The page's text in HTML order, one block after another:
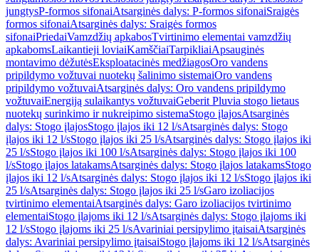
jungtysP-formos sifonaiAtsarginės dalys: P-formos sifonaiSraigės
formos sifonaiAtsarginės dalys: Sraigės formos
sifonaiPriedaiVamzdžių apkabosTvirtinimo elementai vamzdžių
apkabomsLaikantieji loviaiKamščiaiTarpikliaiApsauginės
montavimo dėžutėsEksploatacinės medžiagosOro vandens
pripildymo vožtuvai nuotekų šalinimo sistemaiOro vandens
pripildymo vožtuvaiAtsarginės dalys: Oro vandens pripildymo
vožtuvaiEnergiją sulaikantys vožtuvaiGeberit Pluvia stogo lietaus
nuotekų surinkimo ir nukreipimo sistemaStogo įlajosAtsarginės
dalys: Stogo įlajosStogo įlajos iki 12 l/sAtsarginės dalys: Stogo
įlajos iki 12 l/sStogo įlajos iki 25 l/sAtsarginės dalys: Stogo įlajos iki
25 l/sStogo įlajos iki 100 l/sAtsarginės dalys: Stogo įlajos iki 100
l/sStogo įlajos latakamsAtsarginės dalys: Stogo įlajos latakamsStogo
įlajos iki 12 l/sAtsarginės dalys: Stogo įlajos iki 12 l/sStogo įlajos iki
25 l/sAtsarginės dalys: Stogo įlajos iki 25 l/sGaro izoliacijos
tvirtinimo elementaiAtsarginės dalys: Garo izoliacijos tvirtinimo
elementaiStogo įlajoms iki 12 l/sAtsarginės dalys: Stogo įlajoms iki
12 l/sStogo įlajoms iki 25 l/sAvariniai persipylimo įtaisaiAtsarginės
dalys: Avariniai persipylimo įtaisaiStogo įlajoms iki 12 l/sAtsarginės